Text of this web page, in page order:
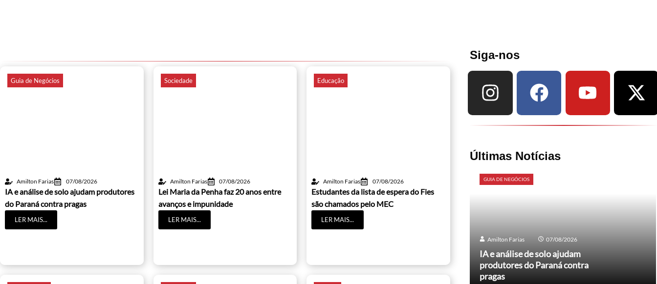
Guia de Negócios
Amilton Farias 07/08/2026
IA e análise de solo ajudam produtores
do Paraná contra pragas
LER MAIS...
Sociedade
Amilton Farias 07/08/2026
Lei Maria da Penha faz 20 anos entre
avanços e impunidade
LER MAIS...
Educação
Amilton Farias 07/08/2026
Estudantes da lista de espera do Fies
são chamados pelo MEC
LER MAIS...
Siga-nos
Últimas Notícias
GUIA DE NEGÓCIOS
Amilton Farias 07/08/2026
IA e análise de solo ajudam
produtores do Paraná contra
pragas